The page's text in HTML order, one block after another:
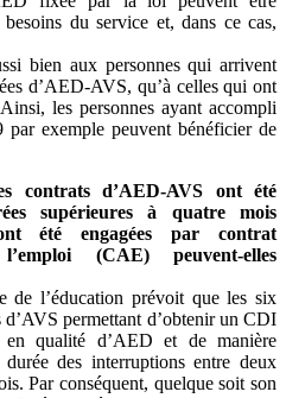
du service et, dans ce cas,
bien aux personnes qui arrivent
d’AED-AVS, qu’à celles qui ont
les personnes ayant accompli
par exemple peuvent bénéficier de
contrats d’AED-AVS ont été
supérieures à quatre mois
été engagées par contrat
(CAE) peuvent-elles
l’éducation prévoit que les six
d’AVS permettant d’obtenir un CDI
qualité d’AED et de manière
des interruptions entre deux
Par conséquent, quelque soit son